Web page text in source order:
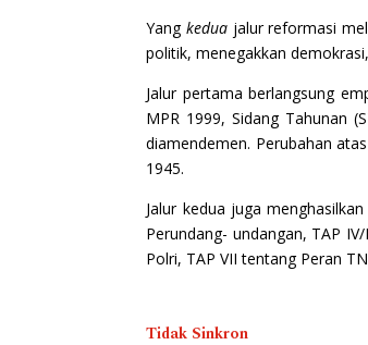
Yang keduajalur reformasi
politik, menegakkan
Jalur pertama berlangsung
MPR 1999, Sidang Tahunan
diamendemen. Perubahan
1945.
Jalur kedua juga
Perundang- undangan, TAP
Polri, TAP VII tentang Peran
Tidak Sinkron